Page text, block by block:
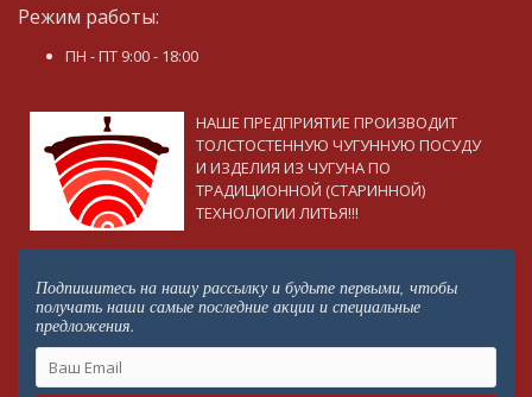
Режим работы:
ПН - ПТ 9:00 - 18:00
НАШЕ ПРЕДПРИЯТИЕ ПРОИЗВОДИТ
ТОЛСТОСТЕННУЮ ЧУГУННУЮ ПОСУДУ
И ИЗДЕЛИЯ ИЗ ЧУГУНА ПО
ТРАДИЦИОННОЙ (СТАРИННОЙ)
ТЕХНОЛОГИИ ЛИТЬЯ!!!
Подпишитесь на нашу рассылку и будьте первыми, чтобы
получать наши самые последние акции и специальные
предложения.